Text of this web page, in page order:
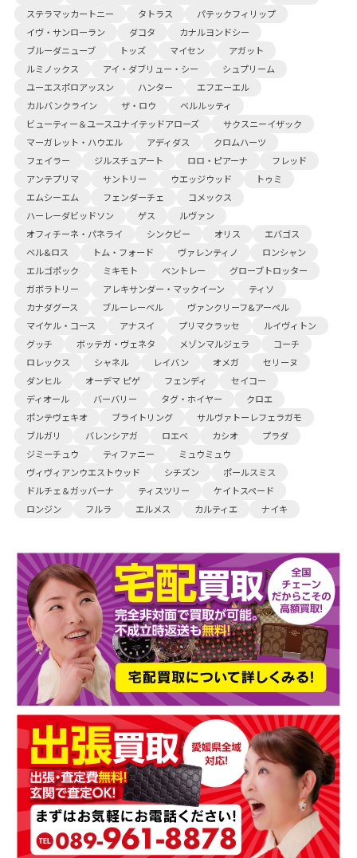
ステラマッカートニー
タトラス
パテックフィリップ
イヴ・サンローラン
ダコタ
カナルヨンドシー
ブルーダニューブ
トッズ マイセン
アガット
ルミノックス
アイ・ダブリュー・シー
シュプリーム
ユーエスポロアッスン
ハンター
エフエーエル
カルバンクライン
ザ・ロウ
ベルルッティ
ビューティー＆ユースユナイテッドアローズ
サクスニーイザック
マーガレット・ハウエル
アディダス
クロムハーツ
フェイラー
ジルスチュアート ロロ・ピアーナ
フレッド
アンテプリマ
サントリー ウエッジウッド
トゥミ
エムシーエム
フェンダーチェ
コメックス
ハーレーダビッドソン
ゲス
ルヴァン
オフィチーネ・パネライ
シンクビー オリス
エバゴス
ベル&ロス
トム・フォード ヴァレンティノ
ロンシャン
エルゴポック
ミキモト ベントレー
グローブトロッター
ガボラトリー
アレキサンダー・マックイーン
ティソ
カナダグース
ブルーレーベル
ヴァンクリーフ&アーペル
マイケル・コース
アナスイ プリマクラッセ
ルイヴィトン
グッチ
ボッテガ・ヴェネタ メゾンマルジェラ
コーチ
ロレックス
シャネル レイバン オメガ
セリーヌ
ダンヒル
オーデマ ピゲ フェンディ
セイコー
ディオール
バーバリー タグ・ホイヤー
クロエ
ポンテヴェキオ
ブライトリング
サルヴァトーレフェラガモ
ブルガリ
バレンシアガ ロエベ カシオ
プラダ
ジミーチュウ
ティファニー
ミュウミュウ
ヴィヴィアンウエストウッド
シチズン
ポールスミス
ドルチェ＆ガッバーナ
ティスツリー
ケイトスペード
ロンジン
フルラ エルメス カルティエ ナイキ